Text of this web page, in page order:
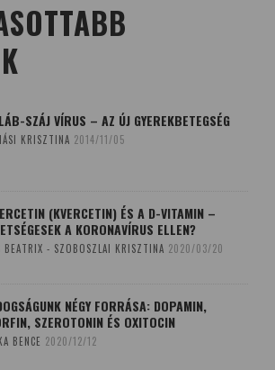
SZÁJ VÍRUS – AZ ÚJ GYEREKBETEGSÉG
KRISZTINA 2014/11/05
(KVERCETIN) ÉS A D-VITAMIN –
A KORONAVÍRUS ELLEN?
BEATRIX - SZOBOSZLAI KRISZTINA 2020/03/20
NÉGY FORRÁSA: DOPAMIN,
SZEROTONIN ÉS OXITOCIN
BENCE 2020/12/12